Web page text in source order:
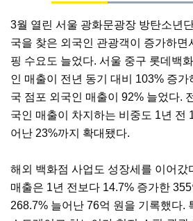
PauseUnmute
Time
Loaded:
3월 열린 서울 광화문광장 방탄소년
국을 찾은 외국인 관광객이 증가하면
핑 수요도 늘었다. 서울 중구 롯데백
인 매출이 전년 동기 대비 103% 증가
국 점포 외국인 매출이 92% 늘었다.
국인 매출이 차지하는 비중도 1년 전
어난 23%까지 확대됐다.
해외 백화점 사업도 성장세를 이어갔
매출은 1년 전보다 14.7% 증가한
268.7% 늘어난 76억 원을 기록했다.